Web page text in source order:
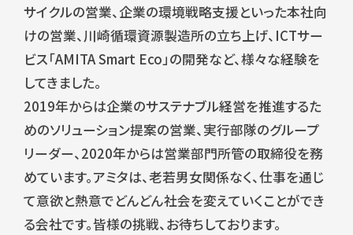
サイクルの営業、企業の環境戦略支援といった本社向
けの営業、川崎循環資源製造所の立ち上げ、ICTサー
ビス「AMITA Smart Eco」の開発など、様々な経験を
してきました。
2019年からは企業のサステナブル経営を推進するた
めのソリューション提案の営業、実行部隊のグループ
リーダー、2020年からは営業部門所管の取締役を務
めています。アミタは、老若男女関係なく、仕事を通じ
て意欲と熱意でどんどん社会を変えていくことができ
る会社です。皆様の挑戦、お待ちしております。